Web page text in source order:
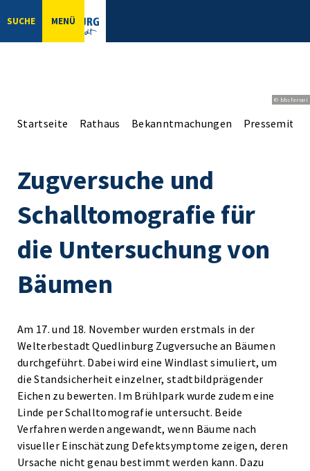
SUCHE MENÜ
© bbsferrari
Startseite Rathaus Bekanntmachungen
Zugversuche und
Schalltomografie für
die Untersuchung von
Bäumen
Am 17. und 18. November wurden erstmals in der
Welterbestadt Quedlinburg Zugversuche an Bäumen
durchgeführt. Dabei wird eine Windlast simuliert, um
die Standsicherheit einzelner, stadtbildprägender
Eichen zu bewerten. Im Brühlpark wurde zudem eine
Linde per Schalltomografie untersucht. Beide
Verfahren werden angewandt, wenn Bäume nach
visueller Einschätzung Defektsymptome zeigen, deren
Ursache nicht genau bestimmt werden kann. Dazu